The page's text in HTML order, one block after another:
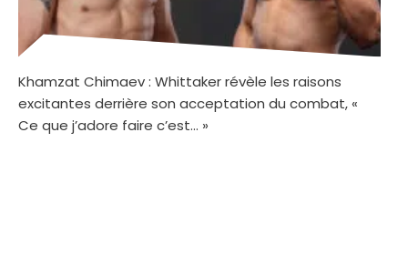
Khamzat Chimaev : Whittaker révèle les raisons
excitantes derrière son acceptation du combat, «
Ce que j’adore faire c’est… »